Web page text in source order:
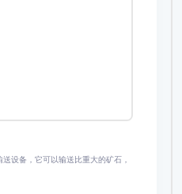
，它可以输送比重大的矿石，